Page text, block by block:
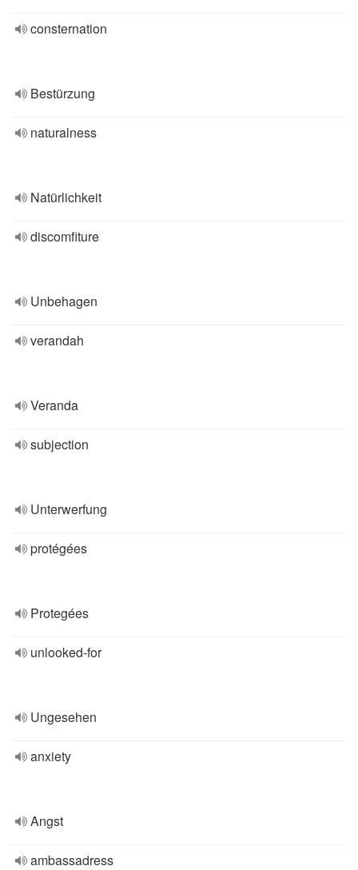
consternation
Bestürzung
naturalness
Natürlichkeit
discomfiture
Unbehagen
verandah
Veranda
subjection
Unterwerfung
protégées
Protegées
unlooked-for
Ungesehen
anxiety
Angst
ambassadress